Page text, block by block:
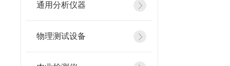
通用分析仪器
物理测试设备